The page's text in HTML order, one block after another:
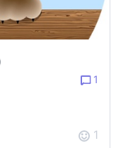
1
1